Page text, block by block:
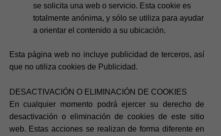
se solicita una web o servicio. Esta cookie es
totalmente anónima, y sólo se utiliza para ayudar
a orientar el contenido a su ubicación.
Esta página web no incluye publicidad de terceros, así
que no utiliza cookies de Publicidad.
DESACTIVACIÓN O ELIMINACIÓN DE COOKIES
En cualquier momento podrá ejercer su derecho de
desactivación o eliminación de cookies de este sitio
web. Estas acciones se realizan de forma diferente en